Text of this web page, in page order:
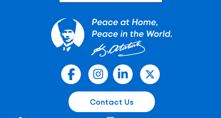
Contact Us